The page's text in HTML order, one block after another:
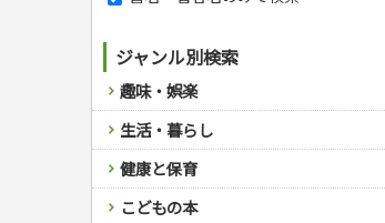
ジャンル別検索
趣味・娯楽
スポーツ
スポーツルール
野球
ゴルフ
自然・アウトドア・ペット
アウトドア
犬・猫
娯楽・ゲーム・占い
ナンプレ
カルチャー・芸術・趣味
生活・暮らし
料理
料理・レシピ
おもてなし・ごちそう料理
手芸・クラフト
編み物
住まい・インテリア・暮らし
健康と保育
家庭医学・健康
こどもの本